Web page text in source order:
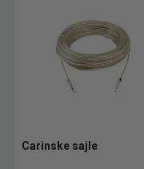
Carinske sajle